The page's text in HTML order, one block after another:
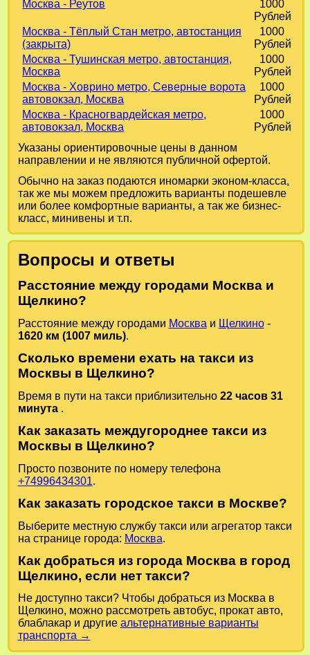
Москва - Реутов
1000
Рублей
Москва - Тёплый Стан метро, автостанция
(закрыта)
1000
Рублей
Москва - Тушинская метро, автостанция,
Москва
1000
Рублей
Москва - Ховрино метро, Северные ворота
автовокзал, Москва
1000
Рублей
Москва - Красногвардейская метро,
автовокзал, Москва
1000
Рублей
Указаны ориентировочные цены в данном
направлении и не являются публичной офертой.
Обычно на заказ подаются иномарки эконом-класса,
так же мы можем предложить варианты подешевле
или более комфортные варианты, а так же бизнес-
класс, минивены и т.п.
Вопросы и ответы
Расстояние между городами Москва и
Щелкино?
Расстояние между городами Москва и Щелкино-
1620 км (1007 миль).
Сколько времени ехать на такси из
Москвы в Щелкино?
Время в пути на такси приблизительно 22 часов 31
минута .
Как заказать междугороднее такси из
Москвы в Щелкино?
Просто позвоните по номеру телефона
+74996434301.
Как заказать городское такси в Москве?
Выберите местную службу такси или агрегатор такси
на странице города: Москва.
Как добраться из города Москва в город
Щелкино, если нет такси?
Не доступно такси? Чтобы добраться из Москва в
Щелкино, можно рассмотреть автобус, прокат авто,
блаблакар и другие альтернативные варианты
транспорта →